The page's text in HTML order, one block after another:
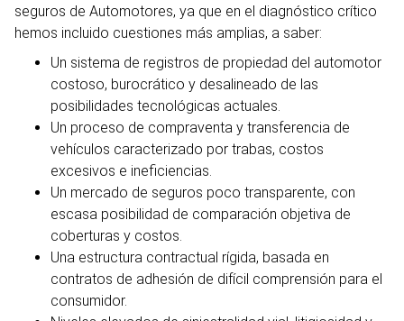
seguros de Automotores, ya que en el diagnóstico crítico
hemos incluido cuestiones más amplias, a saber:
Un sistema de registros de propiedad del automotor
costoso, burocrático y desalineado de las
posibilidades tecnológicas actuales.
Un proceso de compraventa y transferencia de
vehículos caracterizado por trabas, costos
excesivos e ineficiencias.
Un mercado de seguros poco transparente, con
escasa posibilidad de comparación objetiva de
coberturas y costos.
Una estructura contractual rígida, basada en
contratos de adhesión de difícil comprensión para el
consumidor.